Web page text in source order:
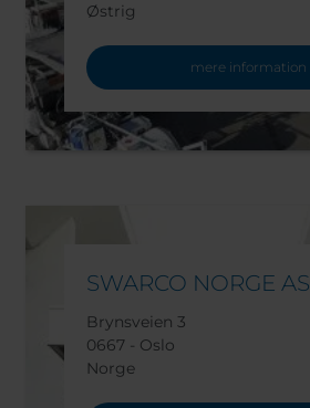
Østrig
mere information
SWARCO NORGE AS
Brynsveien 3
0667 - Oslo
Norge